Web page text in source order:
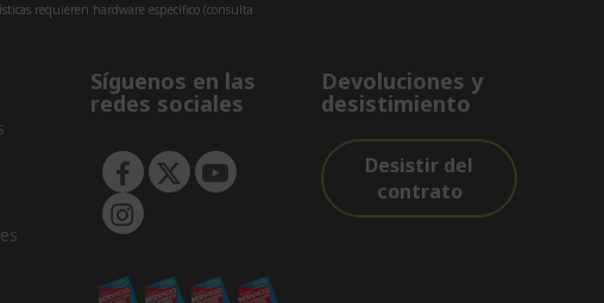
requieren hardware específico (consulta
Síguenos en las
redes sociales
Devoluciones y
desistimiento
Desistir del
contrato